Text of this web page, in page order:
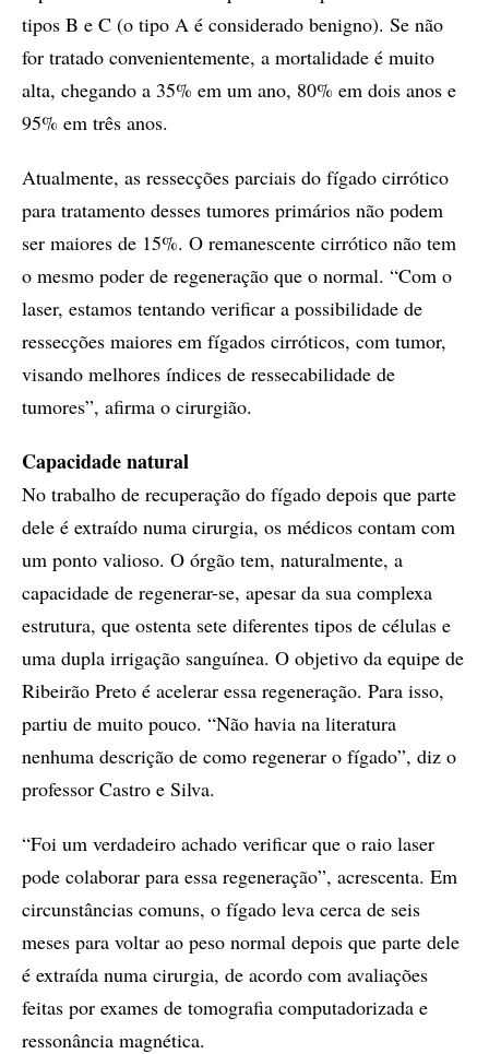
tipos B e C (o tipo A é considerado benigno). Se não
for tratado convenientemente, a mortalidade é muito
alta, chegando a 35% em um ano, 80% em dois anos e
95% em três anos.
Atualmente, as ressecções parciais do fígado cirrótico
para tratamento desses tumores primários não podem
ser maiores de 15%. O remanescente cirrótico não tem
o mesmo poder de regeneração que o normal. “Com o
laser, estamos tentando verificar a possibilidade de
ressecções maiores em fígados cirróticos, com tumor,
visando melhores índices de ressecabilidade de
tumores”, afirma o cirurgião.
Capacidade natural
No trabalho de recuperação do fígado depois que parte
dele é extraído numa cirurgia, os médicos contam com
um ponto valioso. O órgão tem, naturalmente, a
capacidade de regenerar-se, apesar da sua complexa
estrutura, que ostenta sete diferentes tipos de células e
uma dupla irrigação sanguínea. O objetivo da equipe de
Ribeirão Preto é acelerar essa regeneração. Para isso,
partiu de muito pouco. “Não havia na literatura
nenhuma descrição de como regenerar o fígado”, diz o
professor Castro e Silva.
“Foi um verdadeiro achado verificar que o raio laser
pode colaborar para essa regeneração”, acrescenta. Em
circunstâncias comuns, o fígado leva cerca de seis
meses para voltar ao peso normal depois que parte dele
é extraída numa cirurgia, de acordo com avaliações
feitas por exames de tomografia computadorizada e
ressonância magnética.